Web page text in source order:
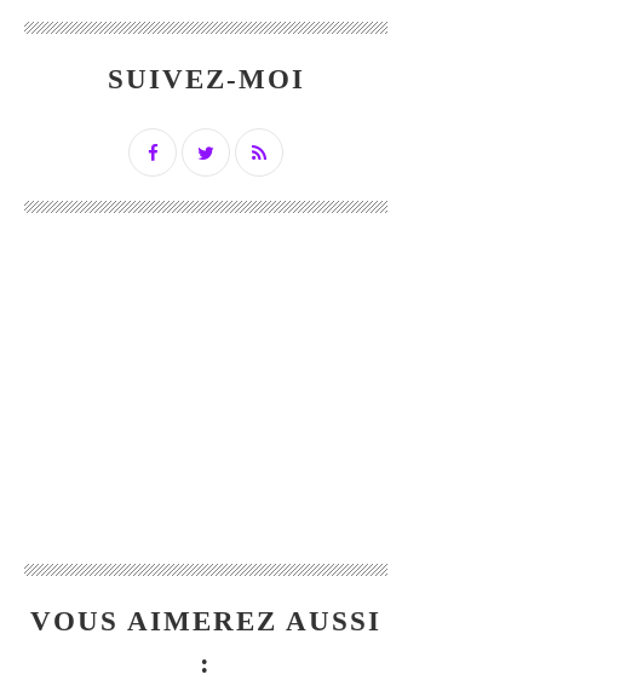
SUIVEZ-MOI
VOUS AIMEREZ AUSSI
: